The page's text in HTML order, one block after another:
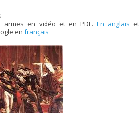
armes en vidéo et en PDF. En anglais et
en français